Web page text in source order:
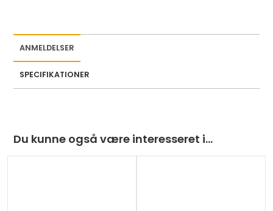
ANMELDELSER
SPECIFIKATIONER
Du kunne også være interesseret i…